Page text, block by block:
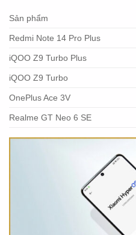
Sản phẩm
Redmi Note 14 Pro Plus
iQOO Z9 Turbo Plus
iQOO Z9 Turbo
OnePlus Ace 3V
Realme GT Neo 6 SE